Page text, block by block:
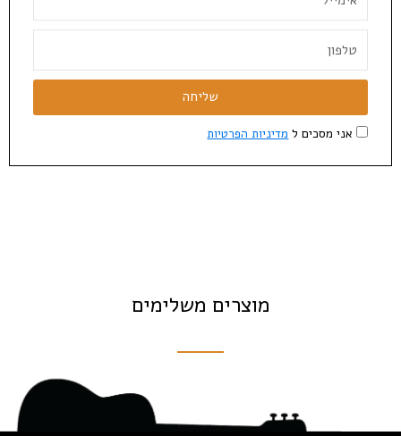
אני מסכים ל מדיניות הפרטיות
שליחה
מוצרים משלימים